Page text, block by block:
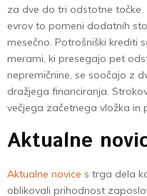
za dve do tri odstotne
evrov to pomeni dodatnih
mesečno. Potrošniški krediti
merami, ki presegajo pet
nepremičnine, se soočajo z
dražjega financiranja.
večjega začetnega vložka in
Aktualne
Aktualne novice s trga dela
oblikovali prihodnost